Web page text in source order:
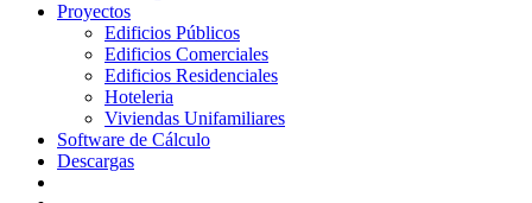
Proyectos
Edificios Públicos
Edificios Comerciales
Edificios Residenciales
Hoteleria
Viviendas Unifamiliares
Software de Cálculo
Descargas